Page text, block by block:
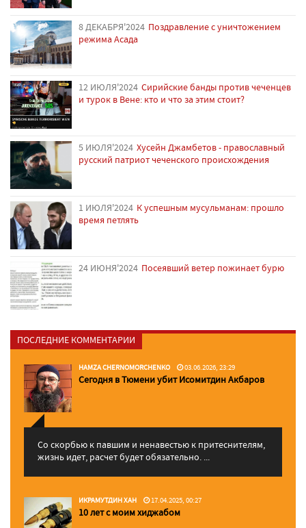
8 ДЕКАБРЯ'2024 Поздравление с уничтожением
режима Асада
12 ИЮЛЯ'2024 Сирийские банды против чеченцев
и турок в Вене: кто и что за этим стоит?
5 ИЮЛЯ'2024 Хусейн Джамбетов - православный
русский патриот чеченского происхождения
1 ИЮЛЯ'2024 К успешным мусульманам: прошло
время петлять
24 ИЮНЯ'2024 Посеявший ветер пожинает бурю
ПОСЛЕДНИЕ КОММЕНТАРИИ
HAMZA CHERNOMORCHENKO 03.06.2026, 23:29
Сегодня в Тюмени убит Исомитдин Акбаров
Со скорбью к павшим и ненавестью к притеснителям,
жизнь идет, расчет будет обязательно. ...
ИКРАМУТДИН ХАН 17.04.2025, 00:27
10 лет с моим хиджабом